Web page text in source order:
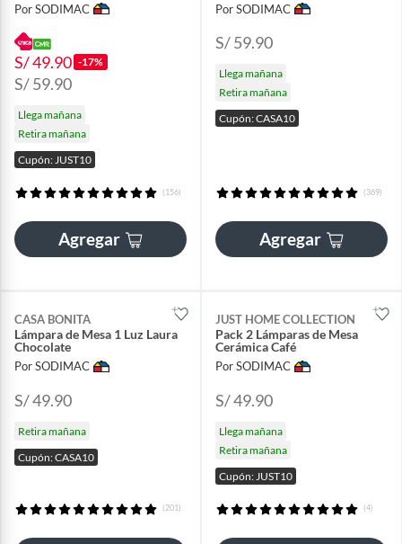
Por SODIMAC
S/ 49.90 -17%
S/ 59.90
Llega mañana
Retira mañana
Cupón: JUST10
(156)
Agregar
Por SODIMAC
S/ 59.90
Llega mañana
Retira mañana
Cupón: CASA10
(369)
Agregar
CASA BONITA
Lámpara de Mesa 1 Luz Laura
Chocolate
Por SODIMAC
S/ 49.90
Retira mañana
Cupón: CASA10
(201)
JUST HOME COLLECTION
Pack 2 Lámparas de Mesa
Cerámica Café
Por SODIMAC
S/ 49.90
Llega mañana
Retira mañana
Cupón: JUST10
(4)